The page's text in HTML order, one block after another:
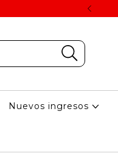
de compra online.
Nuevos ingresos